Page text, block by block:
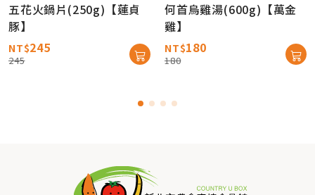
五花火鍋片(250g)【蓮貞
豚】
NT$245
245
何首烏雞湯(600g)【萬金
雞】
NT$180
180